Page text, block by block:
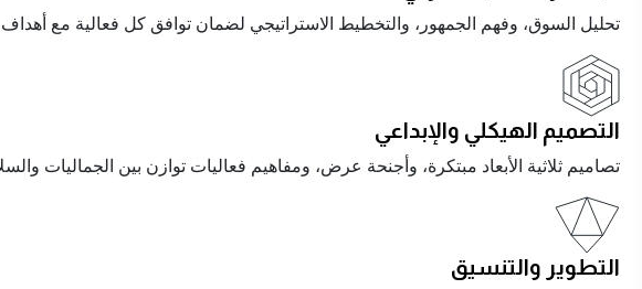
تحليل السوق، وفهم الجمهور، والتخطيط الاستراتيجي لضمان توافق كل فعالية مع
التصميم الهيكلي والإبداعي
تصاميم ثلاثية الأبعاد مبتكرة، وأجنحة عرض، ومفاهيم فعاليات توازن بين الجماليات
التطوير والتنسيق